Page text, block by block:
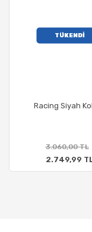
TÜKENDİ
Racing Siyah
3.060,00 TL
2.749,99